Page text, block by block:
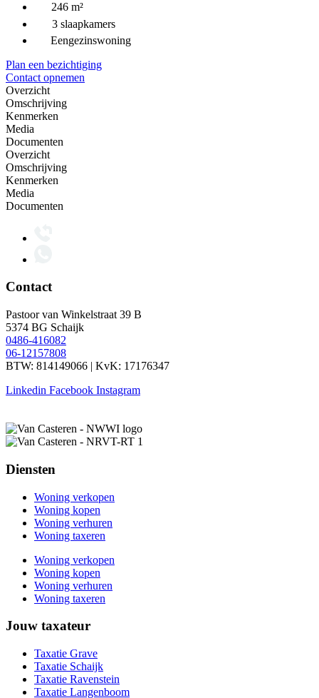
246 m²
3 slaapkamers
Eengezinswoning
Plan een bezichtiging
Contact opnemen
Overzicht
Omschrijving
Kenmerken
Media
Documenten
Overzicht
Omschrijving
Kenmerken
Media
Documenten
Contact
Pastoor van Winkelstraat 39 B
5374 BG Schaijk
0486-416082
06-12157808
BTW: 814149066 | KvK: 17176347
Linkedin Facebook Instagram
Diensten
Woning verkopen
Woning kopen
Woning verhuren
Woning taxeren
Woning verkopen
Woning kopen
Woning verhuren
Woning taxeren
Jouw taxateur
Taxatie Grave
Taxatie Schaijk
Taxatie Ravenstein
Taxatie Langenboom